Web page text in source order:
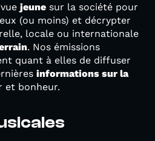
jeune sur la société pour
(ou moins) et décrypter
locale ou internationale
. Nos émissions
quant à elles de diffuser
informations sur la
et bonheur.